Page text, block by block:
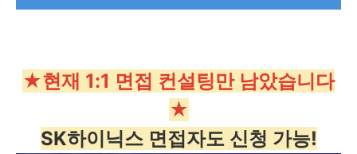
★현재 1:1 면접 컨설팅만 남았습니다
★
SK하이닉스 면접자도 신청 가능!